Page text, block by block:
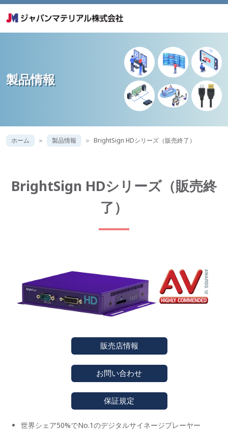
製品情報
ホーム 製品情報 BrightSign HDシリーズ（販売終了）
BrightSign HDシリーズ（販売終
了）
販売店情報
お問い合わせ
保証規定
世界シェア50%でNo.1のデジタルサイネージプレーヤー